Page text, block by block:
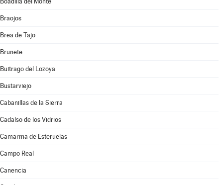
Braojos
Brea de Tajo
Brunete
Buitrago del Lozoya
Bustarviejo
Cabanillas de la Sierra
Cadalso de los Vidrios
Camarma de Esteruelas
Campo Real
Canencia